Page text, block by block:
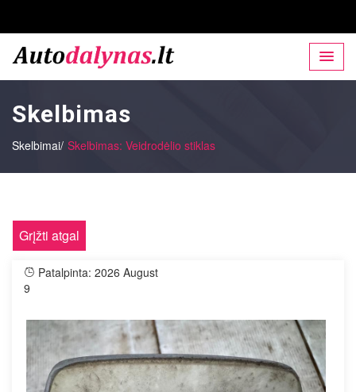
Skelbimas
Skelbimai/ Skelbimas: Veidrodėlio stiklas
Grįžti atgal
Patalpinta: 2026 August
9